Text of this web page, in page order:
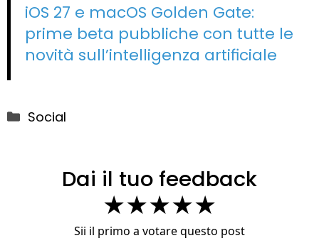
iOS 27 e macOS Golden Gate:
prime beta pubbliche con tutte le
novità sull’intelligenza artificiale
Categorie
Social
Dai il tuo feedback
★★★★★
Sii il primo a votare questo post